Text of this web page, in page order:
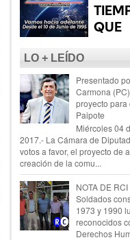
LO + LEÍDO
Presentado
Carmona
proyecto para
Paipote
Miércoles 04
2017.- La Cámara de
votos a favor, el proyecto de
creación de la comu...
NOTA DE
Soldados
1973 y 1990
reconocidos
Derechos